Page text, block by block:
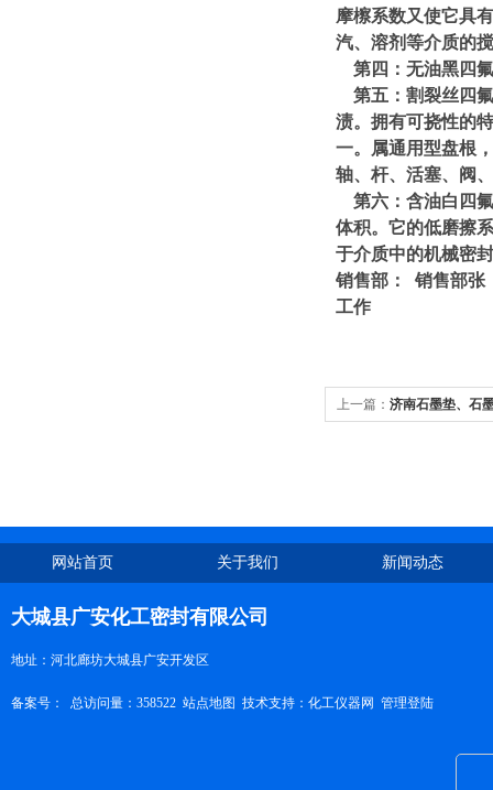
摩檫系数又使它具
汽、溶剂等介质的
第四：无油黑四
第五：割裂丝四
渍。拥有可挠性的
一。属通用型盘根
轴、杆、活塞、阀
第六：含油白四
体积。它的低磨擦
于介质中的机械密
销售部： 销售部张
工作
上一篇： 济南石墨垫、石
网站首页 关于我们 新闻动态
大城县广安化工密封有限公司
地址：河北廊坊大城县广安开发区
备案号： 总访问量：358522 站点地图 技术支持： 化工仪器网 管理登陆